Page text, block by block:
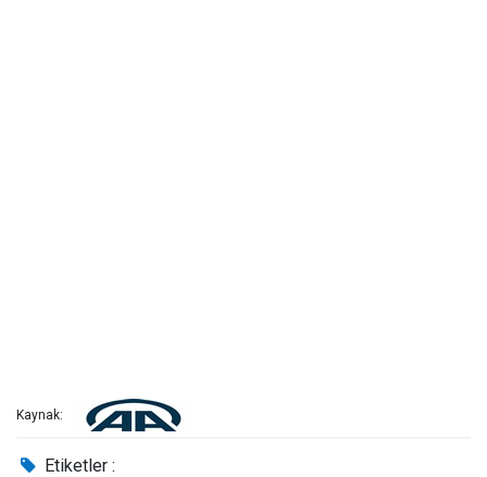
Kaynak:
Etiketler :